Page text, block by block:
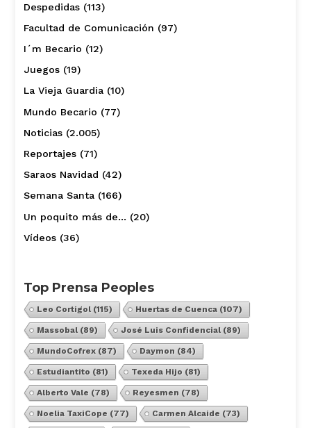
Despedidas(113)
Facultad de Comunicación (97)
I´m Becario (12)
Juegos(19)
La Vieja Guardia(10)
Mundo Becario (77)
Noticias(2.005)
Reportajes(71)
Saraos Navidad (42)
Semana Santa(166)
Un poquito más de… (20)
Vídeos(36)
Top Prensa Peoples
Leo Cortigol(115) Huertas de Cuenca(107)
Massobal(89) José Luis Confidencial(89)
MundoCofrex(87) Daymon (84)
Estudiantito (81) Texeda Hijo (81)
Alberto Vale (78) Reyesmen (78)
Noelia TaxiCope (77) Carmen Alcaide (73)